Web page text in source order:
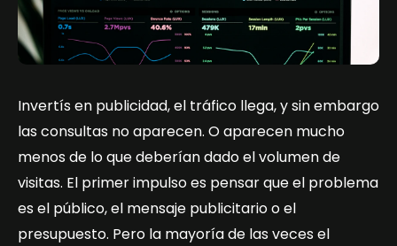
Invertís en publicidad, el tráfico llega, y sin embargo
las consultas no aparecen. O aparecen mucho
menos de lo que deberían dado el volumen de
visitas. El primer impulso es pensar que el problema
es el público, el mensaje publicitario o el
presupuesto. Pero la mayoría de las veces el